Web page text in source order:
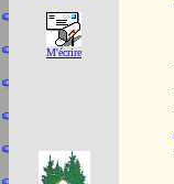
M'écrire